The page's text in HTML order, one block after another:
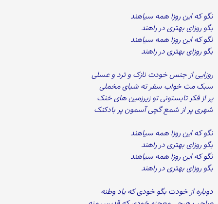
نگو که این روزا همه سیاهند
بگو روزای بهتری در راهند
نگو که این روزا همه سیاهند
بگو روزای بهتری در راهند
روزایی از جنس خودت نازک و ترد و عسلی
سبک مث خواب سفر ته شبای مخملی
پر از فکر تابستونی تو زیرزمین های خنک
شهری پر از شمع گچی آسمون پر بادکنک
نگو که این روزا همه سیاهند
بگو روزای بهتری در راهند
نگو که این روزا همه سیاهند
بگو روزای بهتری در راهند
دوباره از خودت بگو خودی که یاد وطنه